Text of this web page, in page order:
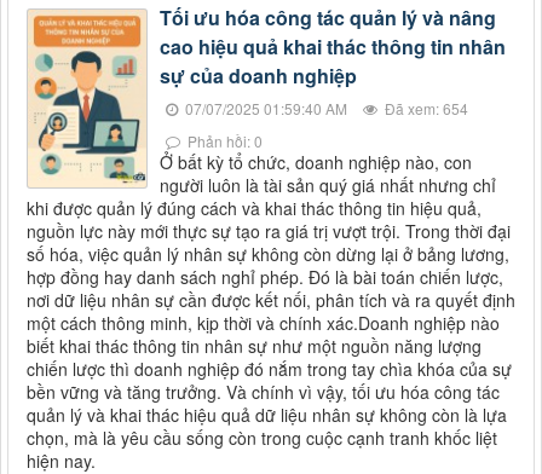
Tối ưu hóa công tác quản lý và nâng
cao hiệu quả khai thác thông tin nhân
sự của doanh nghiệp
07/07/2025 01:59:40 AM
Đã xem: 654
Phản hồi: 0
Ở bất kỳ tổ chức, doanh nghiệp nào, con
người luôn là tài sản quý giá nhất nhưng chỉ
khi được quản lý đúng cách và khai thác thông tin hiệu quả,
nguồn lực này mới thực sự tạo ra giá trị vượt trội. Trong thời đại
số hóa, việc quản lý nhân sự không còn dừng lại ở bảng lương,
hợp đồng hay danh sách nghỉ phép. Đó là bài toán chiến lược,
nơi dữ liệu nhân sự cần được kết nối, phân tích và ra quyết định
một cách thông minh, kịp thời và chính xác.Doanh nghiệp nào
biết khai thác thông tin nhân sự như một nguồn năng lượng
chiến lược thì doanh nghiệp đó nắm trong tay chìa khóa của sự
bền vững và tăng trưởng. Và chính vì vậy, tối ưu hóa công tác
quản lý và khai thác hiệu quả dữ liệu nhân sự không còn là lựa
chọn, mà là yêu cầu sống còn trong cuộc cạnh tranh khốc liệt
hiện nay.